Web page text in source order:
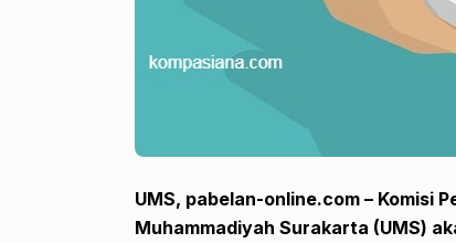
UMS, pabelan-online.com – Komisi
Muhammadiyah Surakarta (UMS)